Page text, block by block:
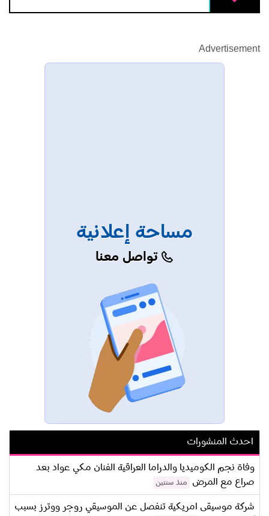
Advertisement
مساحة إعلانية
تواصل معنا
احدث المنشورات
وفاة نجم الكوميديا والدراما العراقية الفنان مكي عواد بعد
صراع مع المرض
منذ سنتين
شركة موسيقى امريكية تنفصل عن الموسيقي روجر ووترز بسبب